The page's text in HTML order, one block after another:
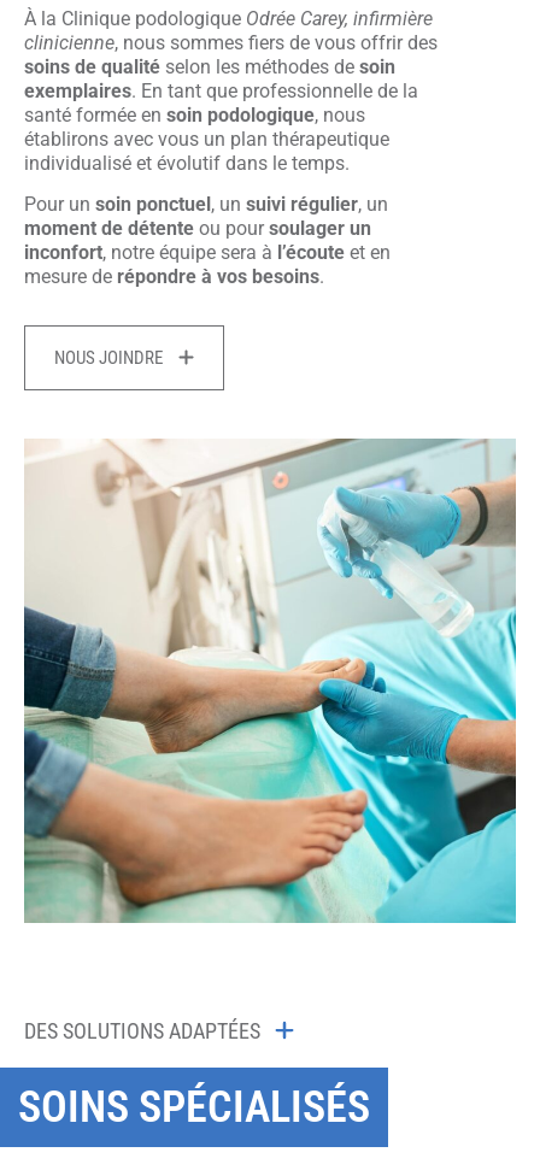
À la Clinique podologique Odrée Carey, infirmière
clinicienne, nous sommes fiers de vous offrir des
soins de qualité selon les méthodes de soin
exemplaires. En tant que professionnelle de la
santé formée en soin podologique, nous
établirons avec vous un plan thérapeutique
individualisé et évolutif dans le temps.
Pour un soin ponctuel, un suivi régulier, un
moment de détente ou poursoulager un
inconfort, notre équipe sera à l’écoute et en
mesure de répondre à vos besoins.
NOUS JOINDRE
DES SOLUTIONS ADAPTÉES
SOINS SPÉCIALISÉS